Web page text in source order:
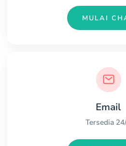
MULAI
Email
Tersedia